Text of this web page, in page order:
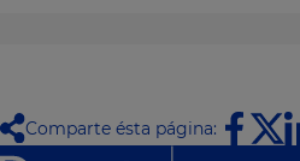
Comparte ésta página: